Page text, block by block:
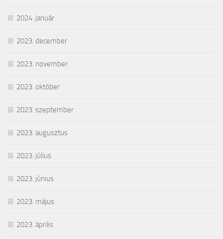
2024. január
2023. december
2023. november
2023. október
2023. szeptember
2023. augusztus
2023. július
2023. június
2023. május
2023. április